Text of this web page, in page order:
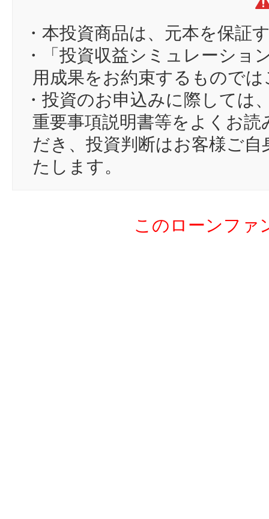
13
15
16
17
18
22
・本投資商品は、元本を保証
・「投資収益シミュレーショ
用成果をお約束するもので
・投資のお申込みに際しては
重要事項説明書等をよくお
だき、投資判断はお客様ご
たします。
このローンファ